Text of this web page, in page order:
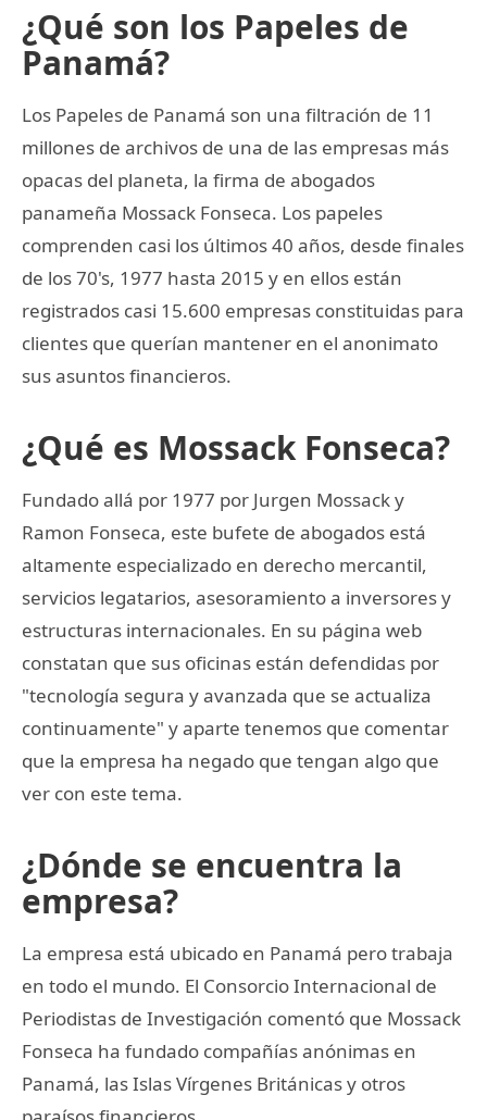
¿Qué son los Papeles de
Panamá?
Los Papeles de Panamá son una filtración de 11
millones de archivos de una de las empresas más
opacas del planeta, la firma de abogados
panameña Mossack Fonseca. Los papeles
comprenden casi los últimos 40 años, desde finales
de los 70's, 1977 hasta 2015 y en ellos están
registrados casi 15.600 empresas constituidas para
clientes que querían mantener en el anonimato
sus asuntos financieros.
¿Qué es Mossack Fonseca?
Fundado allá por 1977 por Jurgen Mossack y
Ramon Fonseca, este bufete de abogados está
altamente especializado en derecho mercantil,
servicios legatarios, asesoramiento a inversores y
estructuras internacionales. En su página web
constatan que sus oficinas están defendidas por
"tecnología segura y avanzada que se actualiza
continuamente" y aparte tenemos que comentar
que la empresa ha negado que tengan algo que
ver con este tema.
¿Dónde se encuentra la
empresa?
La empresa está ubicado en Panamá pero trabaja
en todo el mundo. El Consorcio Internacional de
Periodistas de Investigación comentó que Mossack
Fonseca ha fundado compañías anónimas en
Panamá, las Islas Vírgenes Británicas y otros